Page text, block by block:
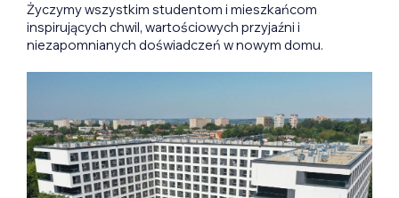
Życzymy wszystkim studentom i mieszkańcom
inspirujących chwil, wartościowych przyjaźni i
niezapomnianych doświadczeń w nowym domu.